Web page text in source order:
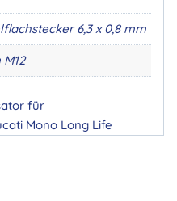
6,3 x 0,8 mm
für
Mono Long Life